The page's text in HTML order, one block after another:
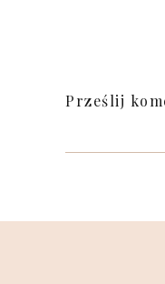
Prześlij